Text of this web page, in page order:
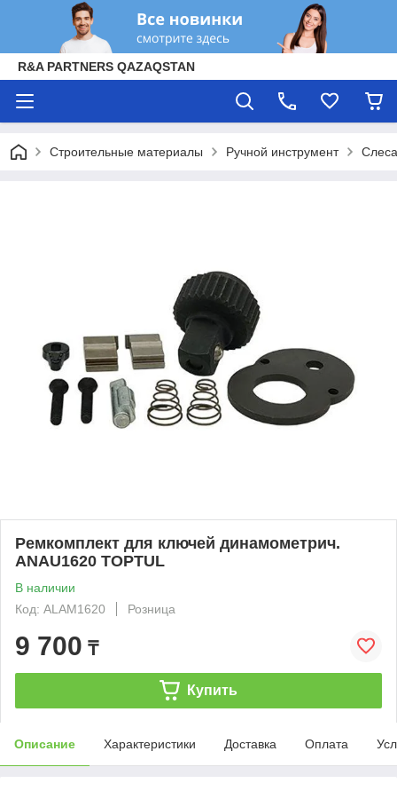
R&A PARTNERS QAZAQSTAN
Строительные материалы Ручной инструмент
Ремкомплект для ключей динамометрич.
ANAU1620 TOPTUL
В наличии
Код: ALAM1620
Розница
9 700 ₸
Купить
Описание Характеристики Доставка Оплата